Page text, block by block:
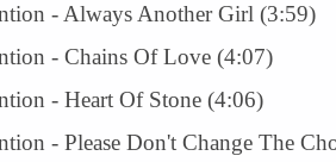
- Always Another Girl (3:59)
- Chains Of Love (4:07)
- Heart Of Stone (4:06)
- Please Don't Change The